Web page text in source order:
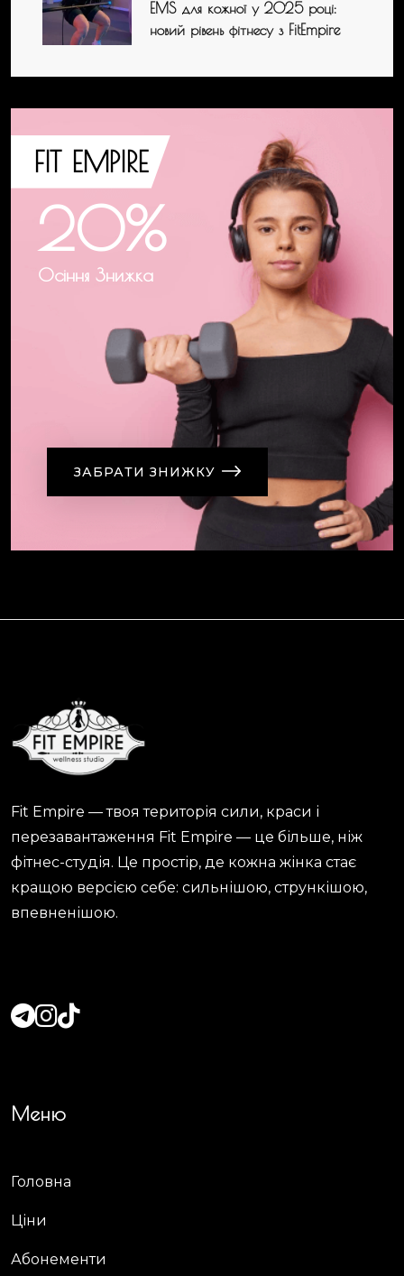
EMS для кожної у 2025 році:
новий рівень фітнесу з FitEmpire
FIT EMPIRE
20%
Осіння Знижка
ЗАБРАТИ ЗНИЖКУ
Fit Empire — твоя територія сили, краси і
перезавантаження Fit Empire — це більше, ніж
фітнес-студія. Це простір, де кожна жінка стає
кращою версією себе: сильнішою, стрункішою,
впевненішою.
Меню
Головна
Ціни
Абонементи